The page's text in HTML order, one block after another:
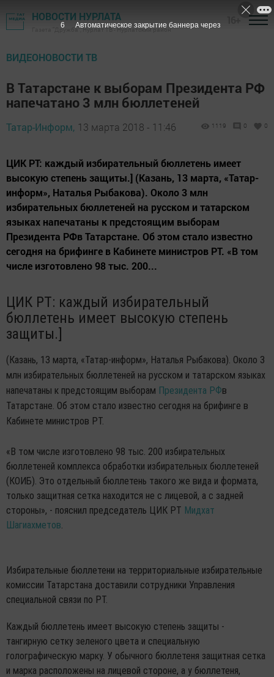
НОВОСТИ НУРЛАТА
Газета "Дружба", Нурлат ТВ - Нурлатский район
ВИДЕОНОВОСТИ ТВ
В Татарстане к выборам Президента РФ
напечатано 3 млн бюллетеней
Татар-Информ, 13 марта 2018 - 11:46 1119 0 0
ЦИК РТ: каждый избирательный бюллетень имеет
высокую степень защиты.] (Казань, 13 марта, «Татар-
информ», Наталья Рыбакова). Около 3 млн
избирательных бюллетеней на русском и татарском
языках напечатаны к предстоящим выборам
Президента РФв Татарстане. Об этом стало известно
сегодня на брифинге в Кабинете министров РТ. «В том
числе изготовлено 98 тыс. 200...
ЦИК РТ: каждый избирательный
бюллетень имеет высокую степень
защиты.]
(Казань, 13 марта, «Татар-информ», Наталья Рыбакова). Около 3
млн избирательных бюллетеней на русском и татарском языках
напечатаны к предстоящим выборам Президента РФв
Татарстане. Об этом стало известно сегодня на брифинге в
Кабинете министров РТ.
«В том числе изготовлено 98 тыс. 200 избирательных
бюллетеней комплекса обработки избирательных бюллетеней
(КОИБ). Это отдельный бюллетень такого же вида и формата,
только защитная сетка находится не с лицевой, а с задней
стороны», - пояснил председатель ЦИК РТ Мидхат
Шагиахметов.
Избирательные бюллетени на территориальные избирательные
комиссии Татарстана доставили сотрудники Управления
специальной связи по РТ.
Каждый бюллетень имеет высокую степень защиты -
тангирную сетку зеленого цвета и специальную
голографическую марку. У обычного бюллетеня защитная сетка
и марка расположены на лицевой стороне, а у бюллетеня,
5 Автоматическое закрытие баннера через